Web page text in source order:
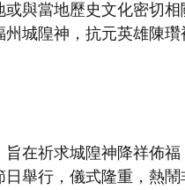
與當地歷史文化密切
城隍神，抗元英雄陳
在祈求城隍神降祥佈福
舉行，儀式隆重，熱鬧